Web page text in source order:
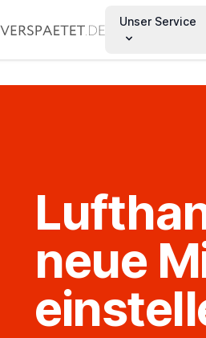
Unser Service
neue